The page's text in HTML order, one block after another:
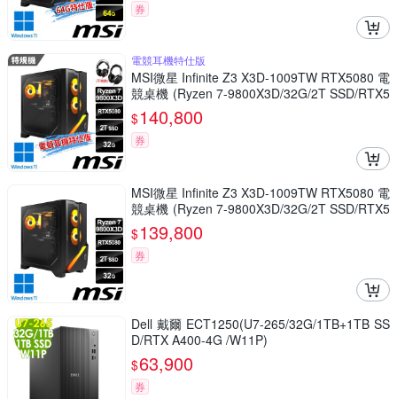
券
電競耳機特仕版
MSI微星 Infinite Z3 X3D-1009TW RTX5080 電
競桌機 (Ryzen 7-9800X3D/32G/2T SSD/RTX5
080-16G/Win11-電競耳機特仕版)
$140,800
券
MSI微星 Infinite Z3 X3D-1009TW RTX5080 電
競桌機 (Ryzen 7-9800X3D/32G/2T SSD/RTX5
080-16G/Win11)
$139,800
券
Dell 戴爾 ECT1250(U7-265/32G/1TB+1TB SS
D/RTX A400-4G /W11P)
$63,900
券